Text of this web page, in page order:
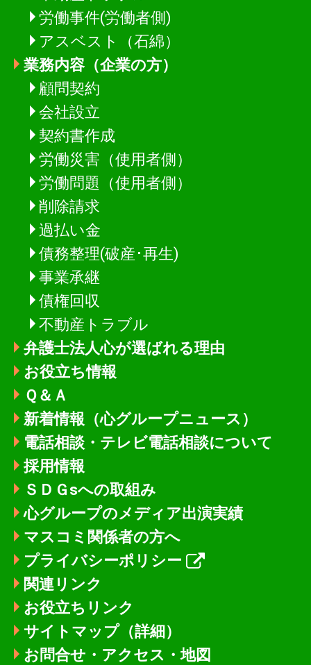
労働事件(労働者側)
アスベスト（石綿）
業務内容（企業の方）
顧問契約
会社設立
契約書作成
労働災害（使用者側）
労働問題（使用者側）
削除請求
過払い金
債務整理(破産･再生)
事業承継
債権回収
不動産トラブル
弁護士法人心が選ばれる理由
お役立ち情報
Ｑ＆Ａ
新着情報 （心グループニュース）
電話相談・テレビ電話相談について
採用情報
ＳＤＧsへの取組み
心グループのメディア出演実績
マスコミ関係者の方へ
プライバシーポリシー
関連リンク
お役立ちリンク
サイトマップ（詳細）
お問合せ・アクセス・地図